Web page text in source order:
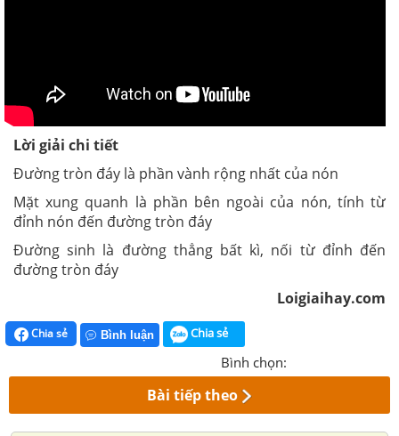
Lời giải chi tiết
Đường tròn đáy là phần vành rộng nhất của nón
Mặt xung quanh là phần bên ngoài của nón, tính từ
đỉnh nón đến đường tròn đáy
Đường sinh là đường thẳng bất kì, nối từ đỉnh đến
đường tròn đáy
Loigiaihay.com
Chia sẻ Bình luận Chia sẻ
Bình chọn:
Bài tiếp theo